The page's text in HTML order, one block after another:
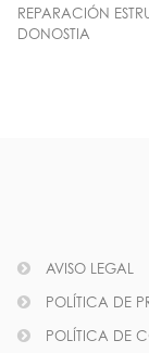
REPARACIÓN
DONOSTIA
AVISO LEGAL
POLÍTICA DE
POLÍTICA DE